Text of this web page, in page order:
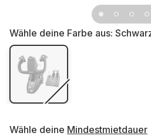
Wähle deine Farbe aus:
Wähle deine Mindestmietdauer